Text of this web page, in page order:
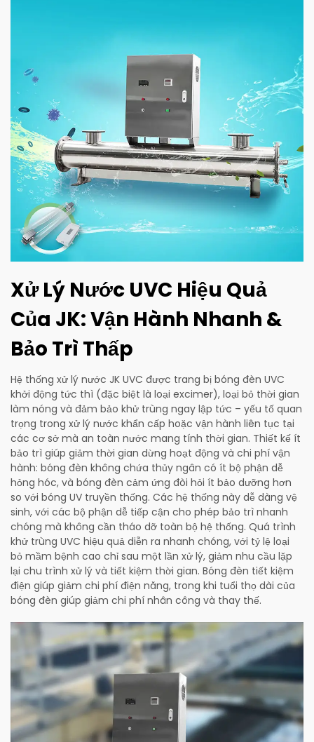
Xử Lý Nước UVC Hiệu Quả
Của JK: Vận Hành Nhanh &
Bảo Trì Thấp
Hệ thống xử lý nước JK UVC được trang bị bóng đèn UVC
khởi động tức thì (đặc biệt là loại excimer), loại bỏ thời gian
làm nóng và đảm bảo khử trùng ngay lập tức – yếu tố quan
trọng trong xử lý nước khẩn cấp hoặc vận hành liên tục tại
các cơ sở mà an toàn nước mang tính thời gian. Thiết kế ít
bảo trì giúp giảm thời gian dừng hoạt động và chi phí vận
hành: bóng đèn không chứa thủy ngân có ít bộ phận dễ
hỏng hóc, và bóng đèn cảm ứng đòi hỏi ít bảo dưỡng hơn
so với bóng UV truyền thống. Các hệ thống này dễ dàng vệ
sinh, với các bộ phận dễ tiếp cận cho phép bảo trì nhanh
chóng mà không cần tháo dỡ toàn bộ hệ thống. Quá trình
khử trùng UVC hiệu quả diễn ra nhanh chóng, với tỷ lệ loại
bỏ mầm bệnh cao chỉ sau một lần xử lý, giảm nhu cầu lặp
lại chu trình xử lý và tiết kiệm thời gian. Bóng đèn tiết kiệm
điện giúp giảm chi phí điện năng, trong khi tuổi thọ dài của
bóng đèn giúp giảm chi phí nhân công và thay thế.